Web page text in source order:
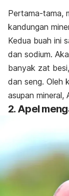
Pertama-tama,
kandungan
Kedua buah ini
dan sodium.
banyak zat
dan seng. Oleh
asupan mineral,
2. Apel